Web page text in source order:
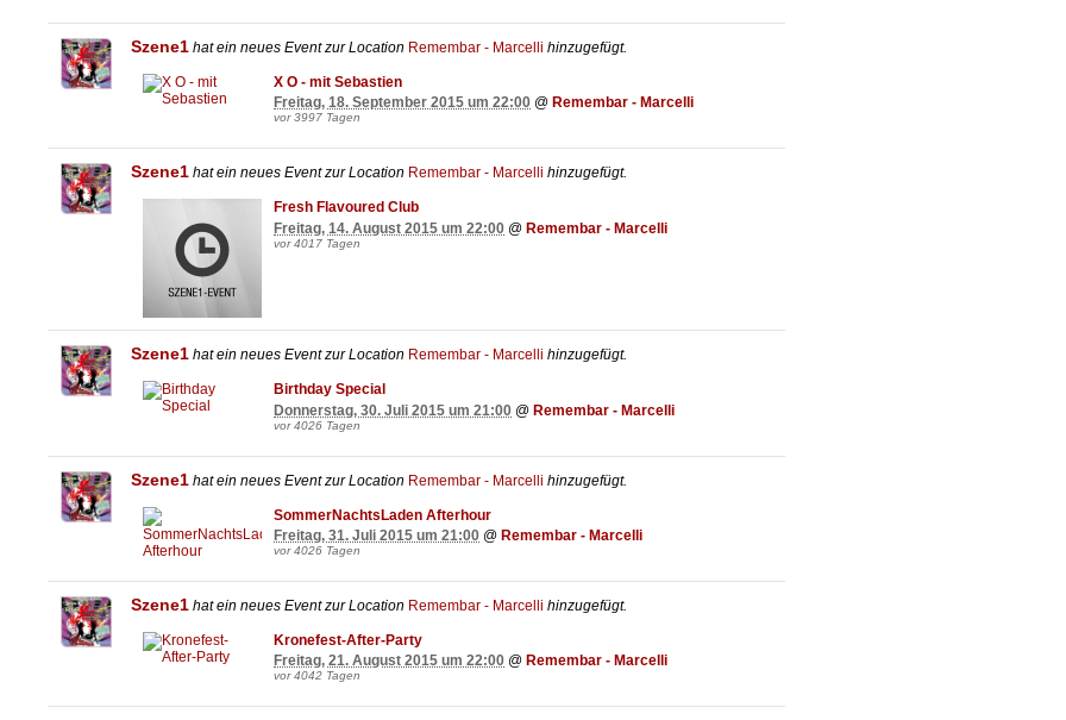
Szene1 hat ein neues Event zur Location Remembar - Marcelli hinzugefügt.
X O - mit Sebastien
Freitag, 18. September 2015 um 22:00 @ Remembar - Marcelli
vor 3997 Tagen
Szene1 hat ein neues Event zur Location Remembar - Marcelli hinzugefügt.
Fresh Flavoured Club
Freitag, 14. August 2015 um 22:00 @ Remembar - Marcelli
vor 4017 Tagen
Szene1 hat ein neues Event zur Location Remembar - Marcelli hinzugefügt.
Birthday Special
Donnerstag, 30. Juli 2015 um 21:00 @ Remembar - Marcelli
vor 4026 Tagen
Szene1 hat ein neues Event zur Location Remembar - Marcelli hinzugefügt.
SommerNachtsLaden Afterhour
Freitag, 31. Juli 2015 um 21:00 @ Remembar - Marcelli
vor 4026 Tagen
Szene1 hat ein neues Event zur Location Remembar - Marcelli hinzugefügt.
Kronefest-After-Party
Freitag, 21. August 2015 um 22:00 @ Remembar - Marcelli
vor 4042 Tagen